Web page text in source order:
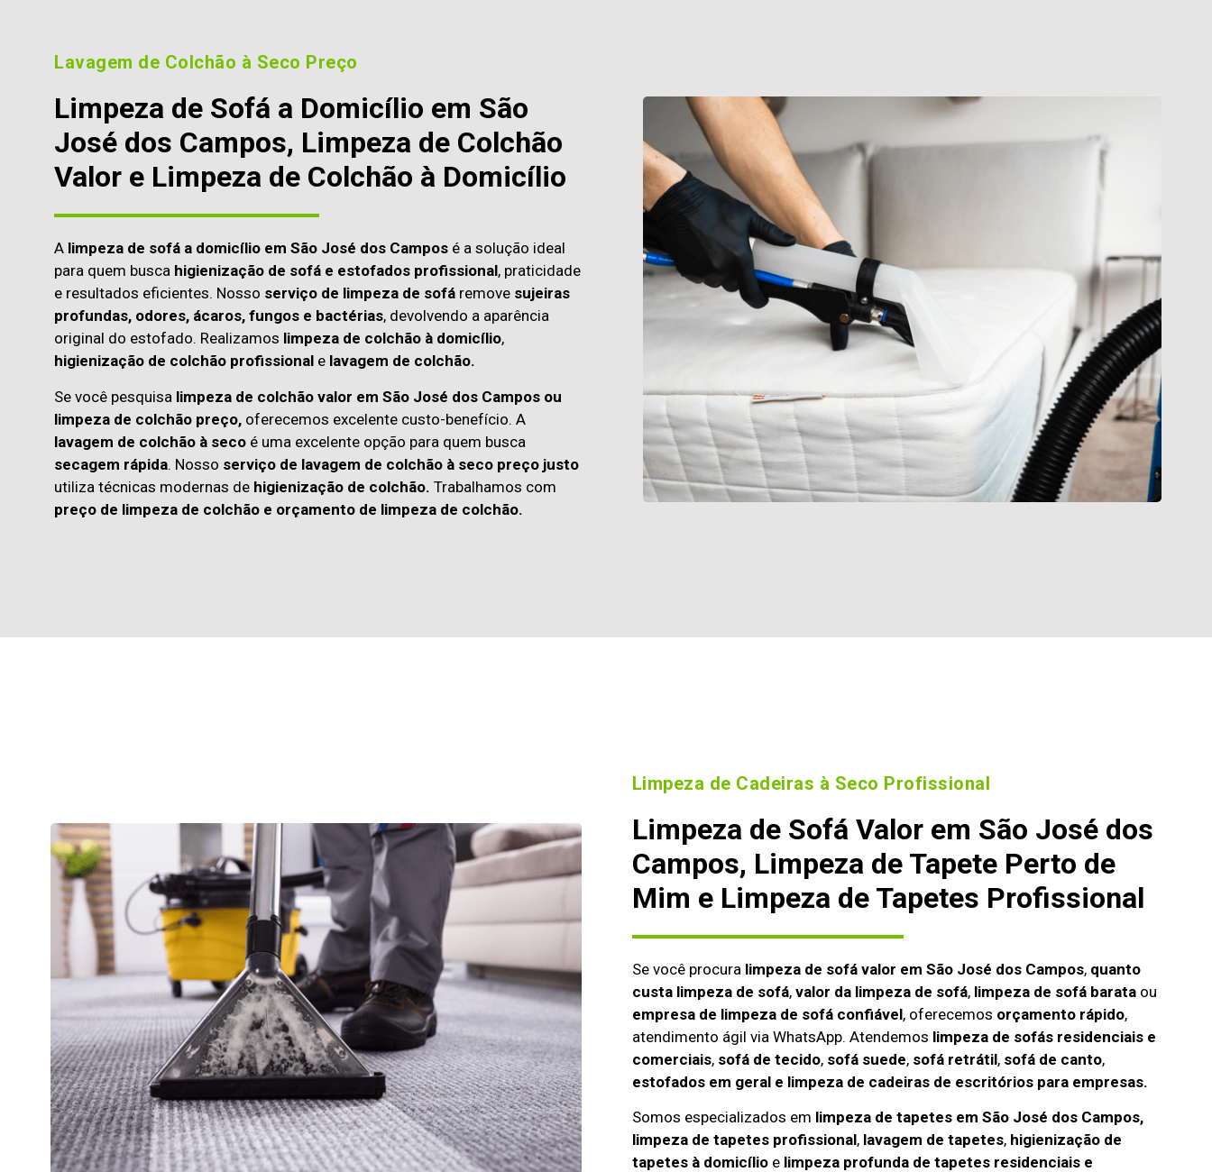
Lavagem de Colchão à Seco Preço
Limpeza de Sofá a Domicílio em São
José dos Campos, Limpeza de Colchão
Valor e Limpeza de Colchão à Domicílio
A limpeza de sofá a domicílio em São José dos Campos é a solução ideal
para quem busca higienização de sofá e estofados profissional, praticidade
e resultados eficientes. Nosso serviço de limpeza de sofá remove sujeiras
profundas, odores, ácaros, fungos e bactérias, devolvendo a aparência
original do estofado. Realizamos limpeza de colchão à domicílio,
higienização de colchão profissional e lavagem de colchão.
Se você pesquisa limpeza de colchão valor em São José dos Campos ou
limpeza de colchão preço, oferecemos excelente custo-benefício. A
lavagem de colchão à seco é uma excelente opção para quem busca
secagem rápida. Nosso serviço de lavagem de colchão à seco preço justo
utiliza técnicas modernas de higienização de colchão. Trabalhamos com
preço de limpeza de colchão e orçamento de limpeza de colchão.
Limpeza de Cadeiras à Seco Profissional
Limpeza de Sofá Valor em São José dos
Campos, Limpeza de Tapete Perto de
Mim e Limpeza de Tapetes Profissional
Se você procura limpeza de sofá valor em São José dos Campos, quanto
custa limpeza de sofá, valor da limpeza de sofá, limpeza de sofá barataou
empresa de limpeza de sofá confiável, oferecemos orçamento rápido,
atendimento ágil via WhatsApp. Atendemos limpeza de sofás residenciais e
comerciais, sofá de tecido, sofá suede, sofá retrátil, sofá de canto,
estofados em geral e limpeza de cadeiras de escritórios para empresas.
Somos especializados em limpeza de tapetes em São José dos Campos,
limpeza de tapetes profissional, lavagem de tapetes, higienização de
tapetes à domicílioe limpeza profunda de tapetes residenciais e